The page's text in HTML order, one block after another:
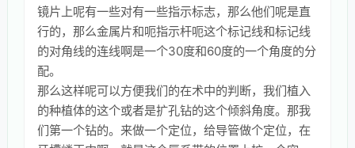
镜片上呢有一些对有一些指示标志，那么他们呢是直
行的，那么金属片和呃指示杆呃这个标记线和标记线
的对角线的连线啊是一个30度和60度的一个角度的分
配。
那么这样呢可以方便我们的在术中的判断，我们植入
的种植体的这个或者是扩孔钻的这个倾斜角度。那我
们第一个钻的。来做一个定位，给导管做个定位，在